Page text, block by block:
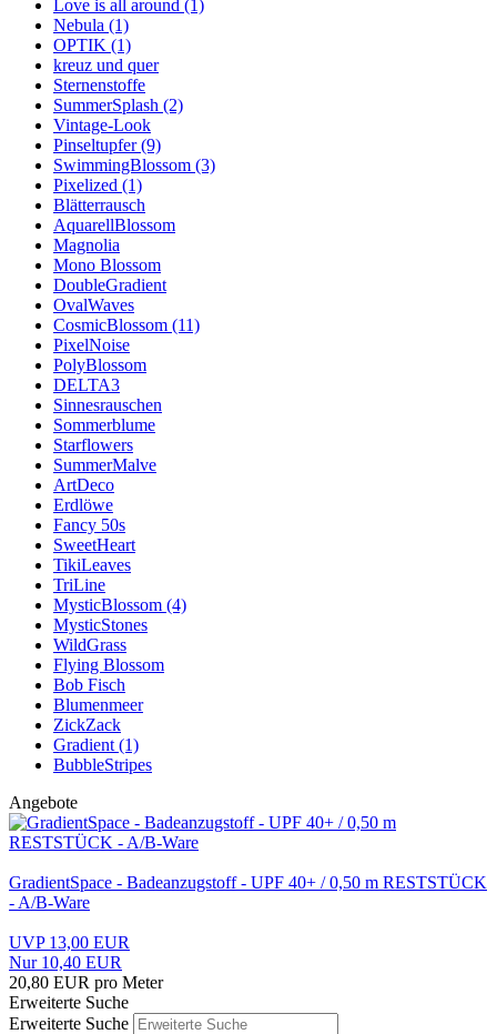
Love is all around (1)
Nebula (1)
OPTIK (1)
kreuz und quer
Sternenstoffe
SummerSplash (2)
Vintage-Look
Pinseltupfer (9)
SwimmingBlossom (3)
Pixelized (1)
Blätterrausch
AquarellBlossom
Magnolia
Mono Blossom
DoubleGradient
OvalWaves
CosmicBlossom (11)
PixelNoise
PolyBlossom
DELTA3
Sinnesrauschen
Sommerblume
Starflowers
SummerMalve
ArtDeco
Erdlöwe
Fancy 50s
SweetHeart
TikiLeaves
TriLine
MysticBlossom (4)
MysticStones
WildGrass
Flying Blossom
Bob Fisch
Blumenmeer
ZickZack
Gradient (1)
BubbleStripes
Angebote
GradientSpace - Badeanzugstoff - UPF 40+ / 0,50 m RESTSTÜCK
- A/B-Ware
UVP 13,00 EUR
Nur 10,40 EUR
20,80 EUR pro Meter
Erweiterte Suche
Erweiterte Suche